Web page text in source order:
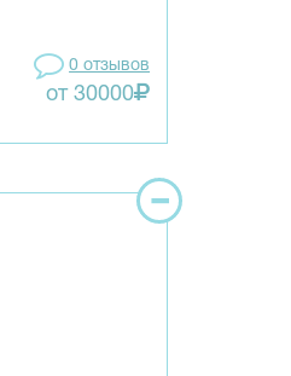
0 отзывов
от 30000